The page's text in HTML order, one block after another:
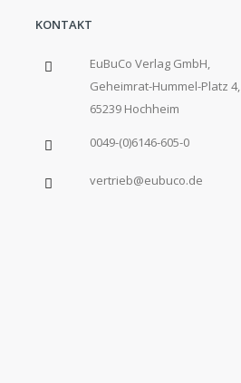
KONTAKT
EuBuCo Verlag GmbH,
Geheimrat-Hummel-Platz 4,
65239 Hochheim
0049-(0)6146-605-0
vertrieb@eubuco.de